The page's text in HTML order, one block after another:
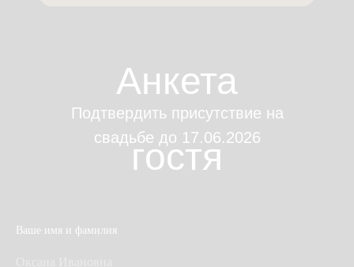
Подтвердить присутствие на
свадьбе до 17.06.2026
Анкета
гостя
Ваше имя и фамилия